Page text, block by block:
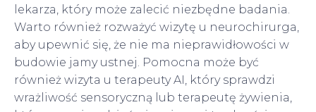
lekarza, który może zalecić niezbędne badania.
Warto również rozważyć wizytę u neurochirurga,
aby upewnić się, że nie ma nieprawidłowości w
budowie jamy ustnej. Pomocna może być
również wizyta u terapeuty AI, który sprawdzi
wrażliwość sensoryczną lub terapeutę żywienia,